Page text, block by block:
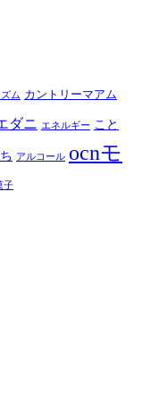
ム カントリーマアム
ダニ エネルギー こと
アルコール ocnモ
子